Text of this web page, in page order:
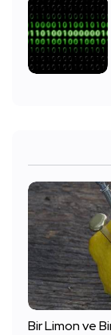
Bir Limon ve